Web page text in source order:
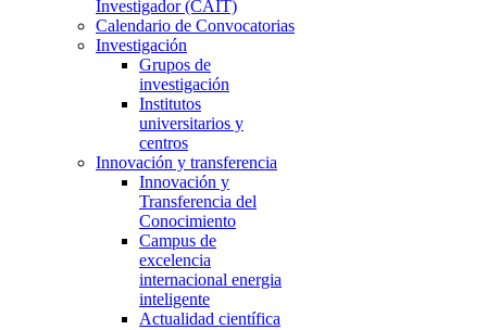
Investigador (CAIT)
Calendario de Convocatorias
Investigación
Grupos de
investigación
Institutos
universitarios y
centros
Innovación y transferencia
Innovación y
Transferencia del
Conocimiento
Campus de
excelencia
internacional energia
inteligente
Actualidad científica